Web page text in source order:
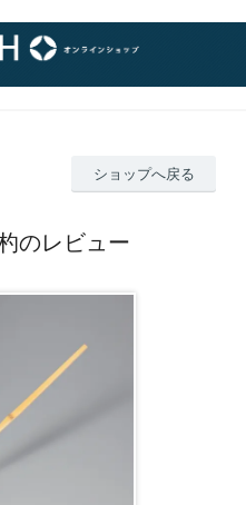
ショップへ戻る
のレビュー